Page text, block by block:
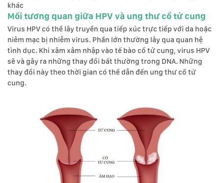
khác
Mối tương quan giữa HPV và ung thư cổ tử cung
Virus HPV có thể lây truyền qua tiếp xúc trực tiếp với da hoặc
niêm mạc bị nhiễm virus. Phần lớn thường lây qua quan hệ
tình dục. Khi xâm xâm nhập vào tế bào cổ tử cung, virus HPV
sẽ và gây ra những thay đổi bất thường trong DNA. Những
thay đổi này theo thời gian có thể dẫn đến ung thư cổ tử
cung.